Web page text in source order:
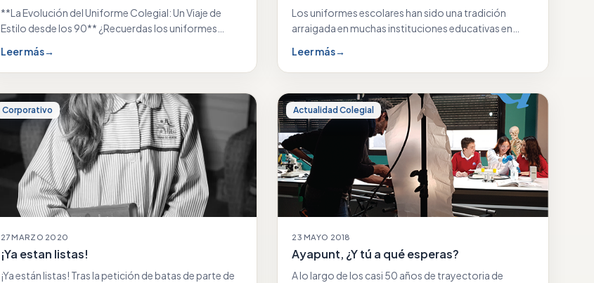
**La Evolución del Uniforme Colegial: Un Viaje de
Estilo desde los 90** ¿Recuerdas los uniformes
Leer más→
Los uniformes escolares han sido una tradición
arraigada en muchas instituciones educativas en
Leer más→
Corporativo
27 MARZO 2020
¡Ya estan listas!
¡Ya están listas! Tras la petición de batas de parte de
Actualidad Colegial
23 MAYO 2018
Ayapunt, ¿Y tú a qué esperas?
A lo largo de los casi 50 años de trayectoria de